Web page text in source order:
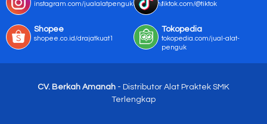
instagram.com/jualalatpengukurmurah/tiktok.com/@tiktok
Shopee
shopee.co.id/drajatkuat1
Tokopedia
tokopedia.com/jual-alat-
penguk
CV. Berkah Amanah - Distributor Alat Praktek SMK
Terlengkap